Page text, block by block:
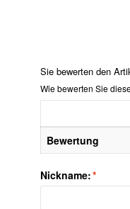
Sie bewerten den
Wie bewerten Sie
Bewertung
*
Nickname: